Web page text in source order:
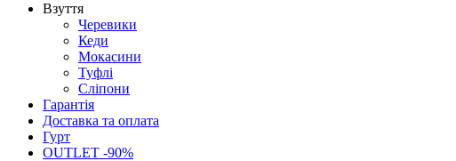
Взуття
Черевики
Кеди
Мокасини
Туфлі
Сліпони
Гарантія
Доставка та оплата
Гурт
OUTLET -90%